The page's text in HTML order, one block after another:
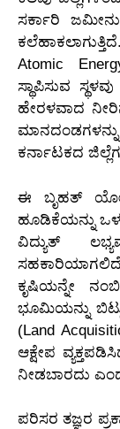
ಸರ್ಕಾರಿ
Atomic
ಸ್ಥಾಪಿಸುವ
ಹೇರಳವಾದ
ಕರ್ನಾಟಕದ
ಈ ಬೃಹತ್
ಹೂಡಿಕೆಯನ್ನು
ವಿದ್ಯುತ್
ಕೃಷಿಯನ್ನೇ
ಭೂಮಿಯನ್ನು
(Land
ಆಕ್ಷೇಪ
ನೀಡಬಾರದು
ಪರಿಸರ ತಜ್ಞರ